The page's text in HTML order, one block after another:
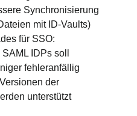
Synchronisierung
mit ID-Vaults)
für SSO:
IDPs soll
fehleranfällig
der
unterstützt